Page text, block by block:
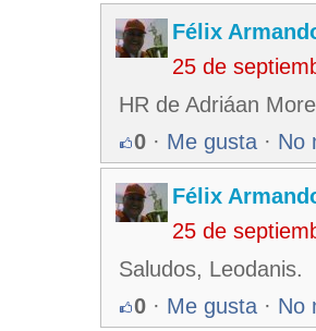
Félix
25 de
HR de Adriáan
0 · Me gusta · No
Félix
25 de
Saludos, Leodanis.
0 · Me gusta · No